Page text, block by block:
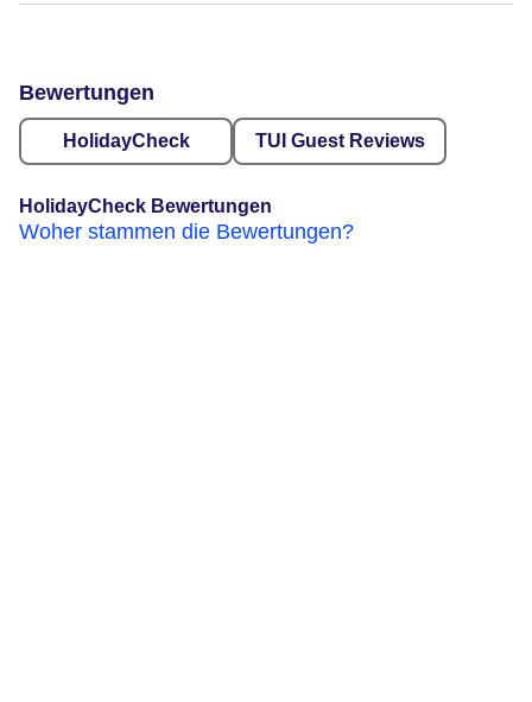
Bewertungen
HolidayCheck TUI Guest Reviews
HolidayCheck Bewertungen
Woher stammen die Bewertungen?